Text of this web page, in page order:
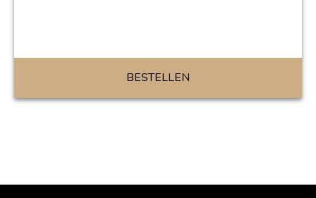
BESTELLEN